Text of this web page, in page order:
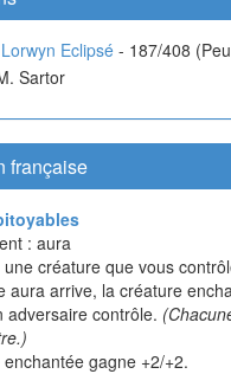
Lorwyn Eclipsé - 187/408
Sartor
française
: aura
une créature que vous
aura arrive, la créature
adversaire contrôle.
gagne +2/+2.